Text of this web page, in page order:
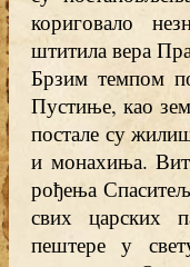
кориговало
штитила вера
Брзим темпом
Пустиње, као
постале су
и монахиња.
рођења
свих царских
пештере у